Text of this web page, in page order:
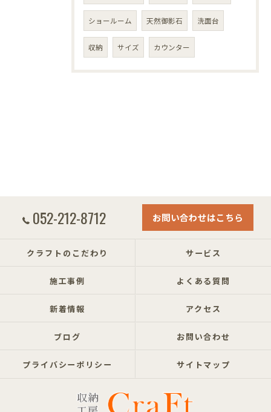
ショールーム 天然御影石 洗面台
収納 サイズ カウンター
052-212-8712 お問い合わせはこちら
クラフトのこだわり サービス
施工事例 よくある質問
新着情報 アクセス
ブログ お問い合わせ
プライバシーポリシー サイトマップ